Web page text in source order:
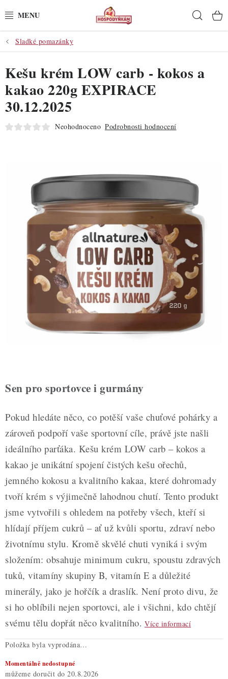
na
POTŘEBY
POMŮCKY
SUROVINY
DEKORACE
DO KUCHYNĚ
POCHUTINY
ZDRAVÉ PEČENÍ
DÁRKOVÉ POUKAZY
TÉMATICKÉ PRODUKTY
NOVÉ ZBOŽÍ
Nepřevzetí zásilky na dobírku
Obchodní podmínky
Podmínky ochrany osobních údajů
Sladké pomazánky
Sen pro sportovce i gurmány
Pokud hledáte něco, co potěší vaše chuťové pohárky a
zároveň podpoří vaše sportovní cíle, právě jste našli
ideálního parťáka. Kešu krém LOW carb – kokos a
kakao je unikátní spojení čistých kešu ořechů,
jemného kokosu a kvalitního kakaa, které dohromady
tvoří krém s výjimečně lahodnou chutí. Tento produkt
jsme vytvořili s ohledem na potřeby všech, kteří si
hlídají příjem cukrů – ať už kvůli sportu, zdraví nebo
životnímu stylu. Kromě skvělé chuti vyniká i svým
složením: obsahuje minimum cukru, spoustu zdravých
tuků, vitamíny skupiny B, vitamín E a důležité
minerály, jako je hořčík a draslík. Není proto divu, že
si ho oblíbili nejen sportovci, ale i všichni, kdo chtějí
svému tělu dopřát něco kvalitního. Více informací
Položka byla vyprodána…
Momentálně nedostupné
20.8.2026
Kešu krém LOW carb - kokos a
kakao 220g EXPIRACE
30.12.2025
Neohodnoceno Podrobnosti hodnocení